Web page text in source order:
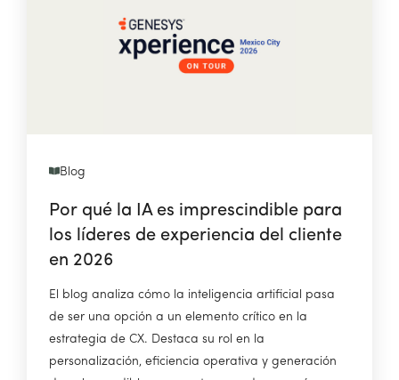
Blog
Por qué la IA es imprescindible para
los líderes de experiencia del cliente
en 2026
El blog analiza cómo la inteligencia artificial pasa
de ser una opción a un elemento crítico en la
estrategia de CX. Destaca su rol en la
personalización, eficiencia operativa y generación